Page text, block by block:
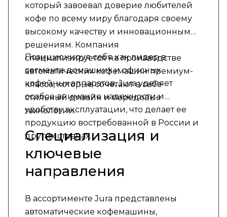
который завоевал доверие любителей
кофе по всему миру благодаря своему
высокому качеству и инновационным
решениям. Компания
специализируется на производстве
автоматических кофемашин премиум-
класса, которые сочетают в себе
стильный дизайн и передовые
технологии.
Позиционируя себя как лидер в
сегменте домашних и офисных
кофейных аппаратов, Jura уделяет
особое внимание надежности и
удобству эксплуатации, что делает ее
продукцию востребованной в России и
других странах.
Специализация и
ключевые
направления
В ассортименте Jura представлены
автоматические кофемашины,